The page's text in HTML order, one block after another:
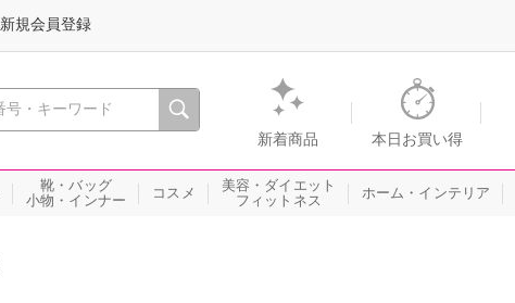
心おどる、瞬間を。通販・テレビショッピングのショップチャンネル
新着商品 本日お買い得
新規会員登録
靴・バッグ
小物・インナー
コスメ
美容・ダイエット
フィットネス
ホーム・インテリア